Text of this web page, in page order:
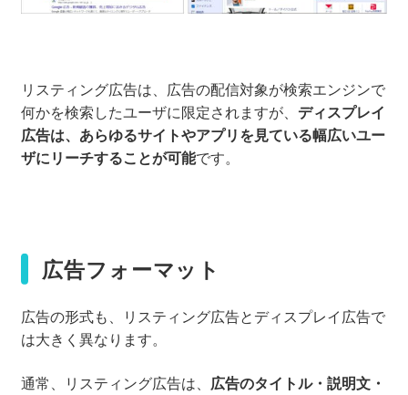
リスティング広告は、広告の配信対象が検索エンジンで
何かを検索したユーザに限定されますが、 ディスプレイ
広告は、あらゆるサイトやアプリを見ている幅広いユー
ザにリーチすることが可能です。
広告フォーマット
広告の形式も、リスティング広告とディスプレイ広告で
は大きく異なります。
通常、リスティング広告は、 広告のタイトル・説明文・